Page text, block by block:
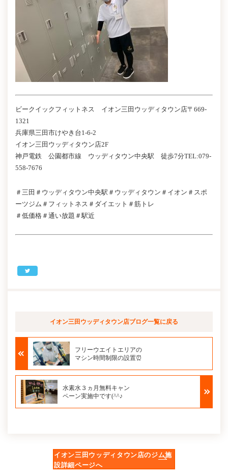
ビークイックフィットネス イオン三田ウッディタウン店〒669-
1321
兵庫県三田市けやき台1-6-2
イオン三田ウッディタウン店2F
神戸電鉄 公園都市線 ウッディタウン中央駅 徒歩7分TEL:079-
558-7676
＃三田＃ウッディタウン中央駅＃ウッディタウン＃イオン＃スポ
ーツジム＃フィットネス＃ダイエット＃筋トレ
＃低価格＃通い放題＃駅近
イオン三田ウッディタウン店ブログ一覧に戻る
フリーウエイトエリアの
マシン時間制限の設置⏰
水素水３ヵ月無料キャン
ペーン実施中です(^^♪
イオン三田ウッディタウン店のジム施
設詳細ページへ